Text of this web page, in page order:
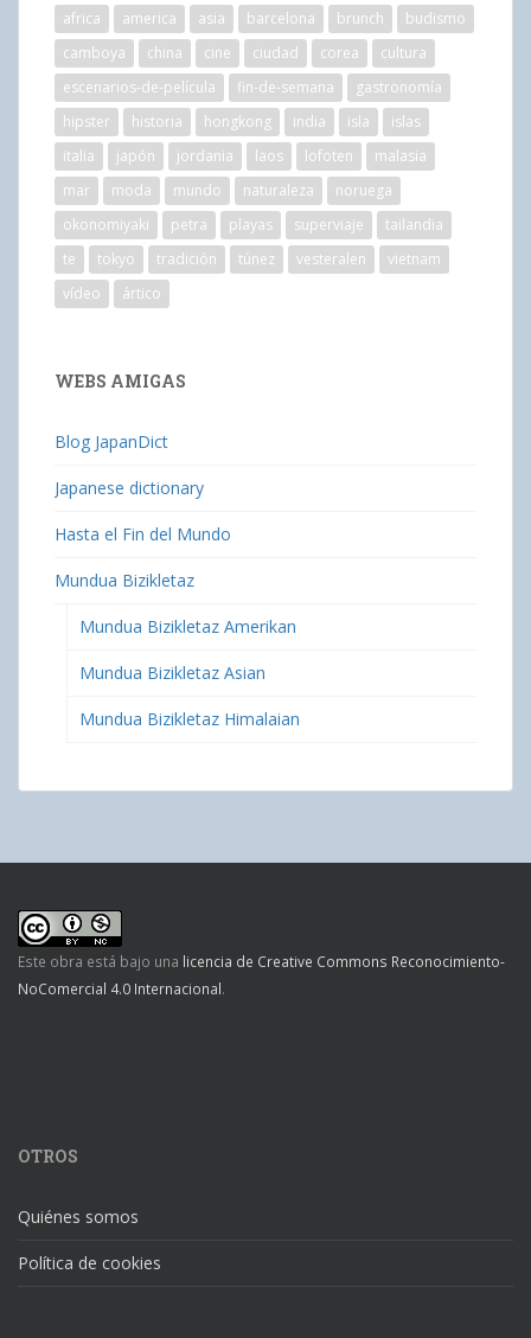
africa america asia barcelona brunch
budismo
camboya
china cine ciudad corea
cultura
escenarios-de-película
fin-de-semana
gastronomía
hipster
historia hongkong india isla
islas
italia
japón jordania laos lofoten
malasia
mar
moda mundo naturaleza
noruega
okonomiyaki
petra playas superviaje
tailandia
te
tokyo tradición túnez vesteralen
vietnam
vídeo
ártico
WEBS AMIGAS
Blog JapanDict
Japanese dictionary
Hasta el Fin del Mundo
Mundua Bizikletaz
Mundua Bizikletaz Amerikan
Mundua Bizikletaz Asian
Mundua Bizikletaz Himalaian
Este obra está bajo una licencia de Creative Commons Reconocimiento-
NoComercial 4.0 Internacional.
OTROS
Quiénes somos
Política de cookies